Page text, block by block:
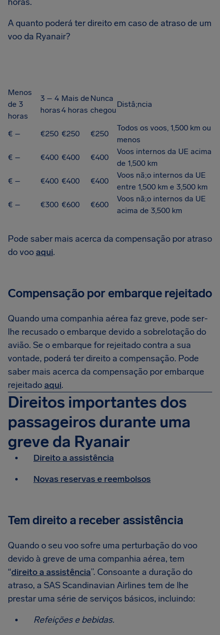
A quanto poderá ter direito em caso de atraso de um
voo da Ryanair?
Menos
de 3
horas
3 – 4
horas
Mais de
4 horas
Nunca
chegou
Distâ;ncia
€ – €250 €250 €250
Todos os voos, 1,500 km ou
menos
€ –
€400 €400 €400
Voos internos da UE acima
de 1,500 km
€ –
€400 €400 €400
Voos nã;o internos da UE
entre 1,500 km e 3,500 km
€ –
€300 €600 €600
Voos nã;o internos da UE
acima de 3,500 km
Pode saber mais acerca da compensação por atraso
do vooaqui.
Compensação por embarque rejeitado
Quando uma companhia aérea faz greve, pode ser-
lhe recusado o embarque devido a sobrelotação do
avião. Se o embarque for rejeitado contra a sua
vontade, poderá ter direito a compensação. Pode
saber mais acerca da compensação por embarque
rejeitadoaqui.
Direitos importantes dos
passageiros durante uma
greve da Ryanair
Direito a assistência
Novas reservas e reembolsos
Tem direito a receber assistência
Quando o seu voo sofre uma perturbação do voo
devido à greve de uma companhia aérea, tem
“direito a assistência”. Consoante a duração do
atraso, a SAS Scandinavian Airlines tem de lhe
prestar uma série de serviços básicos, incluindo:
Refeições e bebidas.